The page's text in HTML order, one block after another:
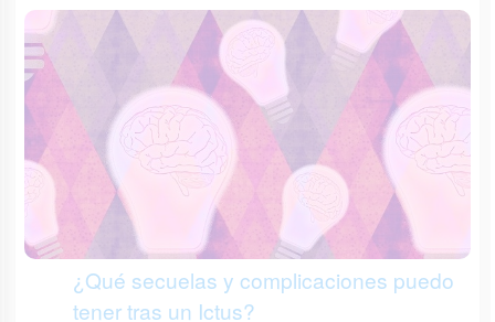
¿Qué secuelas y complicaciones puedo
tener tras un Ictus?